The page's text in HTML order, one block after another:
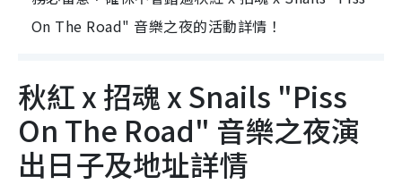
On The Road" 音樂之夜的活動詳情！
秋紅 x 招魂 x Snails "Piss
On The Road" 音樂之夜演
出日子及地址詳情